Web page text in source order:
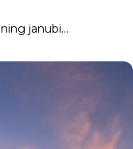
janubi...